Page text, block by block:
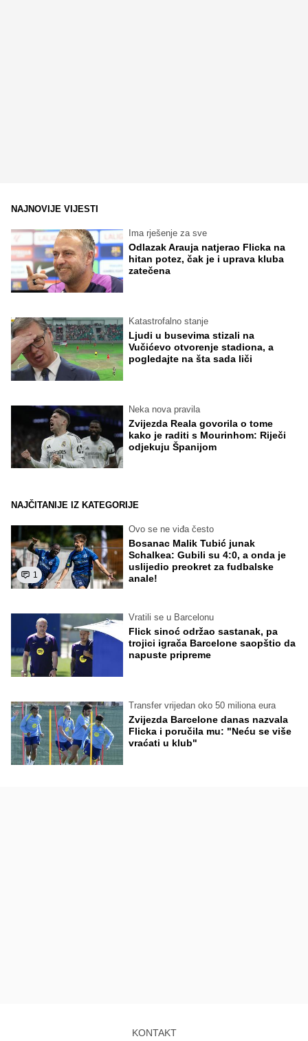
NAJNOVIJE VIJESTI
Ima rješenje za sve
Odlazak Arauja natjerao Flicka na
hitan potez, čak je i uprava kluba
zatečena
Katastrofalno stanje
Ljudi u busevima stizali na
Vučićevo otvorenje stadiona, a
pogledajte na šta sada liči
Neka nova pravila
Zvijezda Reala govorila o tome
kako je raditi s Mourinhom: Riječi
odjekuju Španijom
NAJČITANIJE IZ KATEGORIJE
1
Ovo se ne viđa često
Bosanac Malik Tubić junak
Schalkea: Gubili su 4:0, a onda je
uslijedio preokret za fudbalske
anale!
Vratili se u Barcelonu
Flick sinoć održao sastanak, pa
trojici igrača Barcelone saopštio da
napuste pripreme
Transfer vrijedan oko 50 miliona eura
Zvijezda Barcelone danas nazvala
Flicka i poručila mu: "Neću se više
vraćati u klub"
KONTAKT